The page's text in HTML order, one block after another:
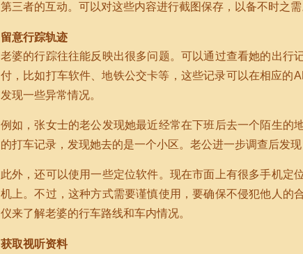
第三者的互动。可以对这些内容进行截图保存，以备不时之需
留意行踪轨迹
老婆的行踪往往能反映出很多问题。可以通过查看她的出行
付，比如打车软件、地铁公交卡等，这些记录可以在相应的
发现一些异常情况。
例如，张女士的老公发现她最近经常在下班后去一个陌生的
的打车记录，发现她去的是一个小区。老公进一步调查后发现
此外，还可以使用一些定位软件。现在市面上有很多手机定
机上。不过，这种方式需要谨慎使用，要确保不侵犯他人的
仪来了解老婆的行车路线和车内情况。
获取视听资料